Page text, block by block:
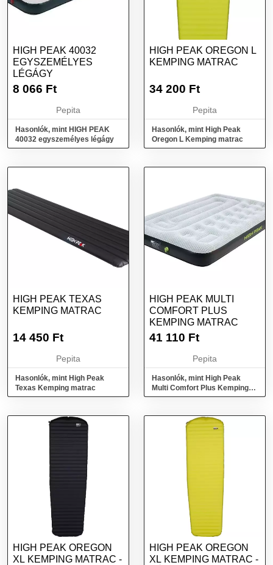
HIGH PEAK 40032
EGYSZEMÉLYES
LÉGÁGY
8 066 Ft
Pepita
Hasonlók, mint HIGH PEAK
40032 egyszemélyes légágy
HIGH PEAK OREGON L
KEMPING MATRAC
34 200 Ft
Pepita
Hasonlók, mint High Peak
Oregon L Kemping matrac
HIGH PEAK TEXAS
KEMPING MATRAC
14 450 Ft
Pepita
Hasonlók, mint High Peak
Texas Kemping matrac
HIGH PEAK MULTI
COMFORT PLUS
KEMPING MATRAC
41 110 Ft
Pepita
Hasonlók, mint High Peak
Multi Comfort Plus Kemping
matrac
HIGH PEAK OREGON
XL KEMPING MATRAC -
HIGH PEAK OREGON
XL KEMPING MATRAC -